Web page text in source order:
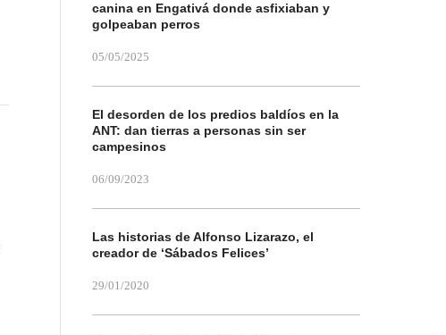
canina en Engativá donde asfixiaban y
golpeaban perros
05/05/2025
El desorden de los predios baldíos en la
ANT: dan tierras a personas sin ser
campesinos
06/09/2023
Las historias de Alfonso Lizarazo, el
creador de ‘Sábados Felices’
29/01/2020